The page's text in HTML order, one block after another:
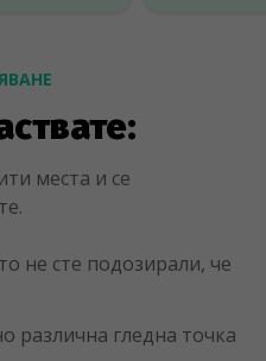
места и се
не сте подозирали, че
различна гледна точка